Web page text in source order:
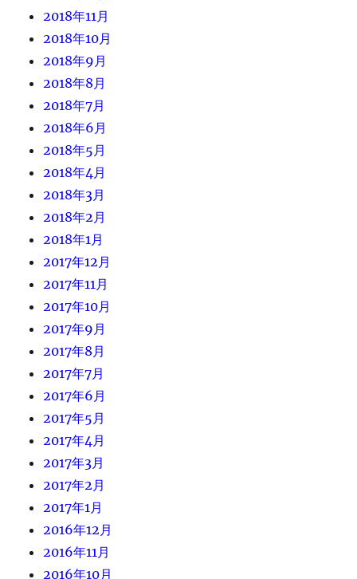
2018年11月
2018年10月
2018年9月
2018年8月
2018年7月
2018年6月
2018年5月
2018年4月
2018年3月
2018年2月
2018年1月
2017年12月
2017年11月
2017年10月
2017年9月
2017年8月
2017年7月
2017年6月
2017年5月
2017年4月
2017年3月
2017年2月
2017年1月
2016年12月
2016年11月
2016年10月